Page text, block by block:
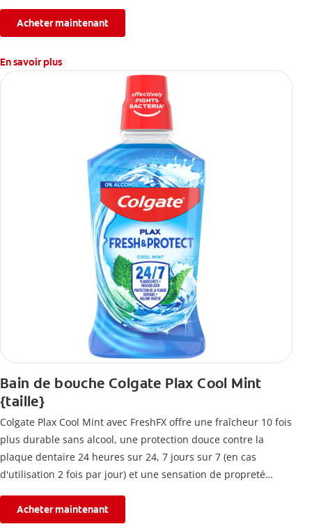
Acheter maintenant
En savoir plus
Bain de bouche Colgate Plax Cool Mint
{taille}
Colgate Plax Cool Mint avec FreshFX offre une fraîcheur 10 fois
plus durable sans alcool, une protection douce contre la
plaque dentaire 24 heures sur 24, 7 jours sur 7 (en cas
d'utilisation 2 fois par jour) et une sensation de propreté
Acheter maintenant